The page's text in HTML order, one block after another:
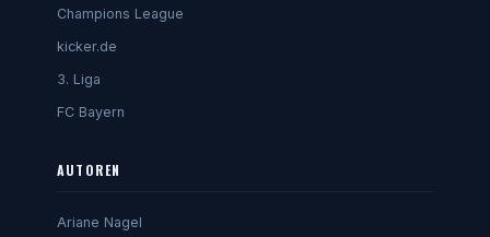
Champions League
kicker.de
3. Liga
FC Bayern
AUTOREN
Ariane Nagel